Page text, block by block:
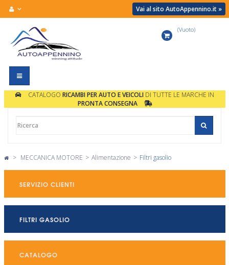
Vai al sito AutoAppennino.it »
Navigazione
Toggle
(Vuoto)
CATALOGO RICAMBI PER AUTO E VEICOLIDI TUTTE LE MARCHE IN
PRONTA CONSEGNA
> MECCANICA MOTORE > Alimentazione > Filtri gasolio
SERVIZIO CLIENTI
FILTRI GASOLIO
CATALOGO